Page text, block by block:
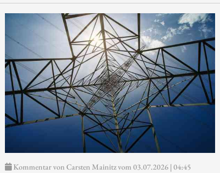
Kommentar von Carsten Mainitz vom 03.07.2026 | 04:45